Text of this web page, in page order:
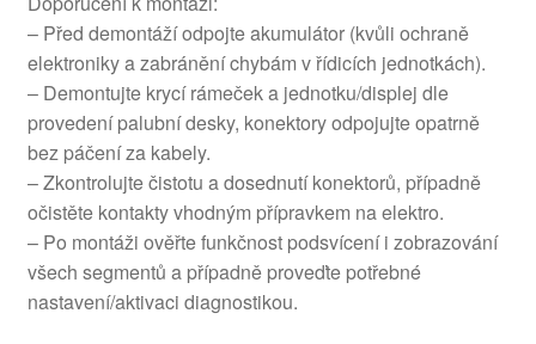
– Před demontáží odpojte akumulátor (kvůli ochraně
elektroniky a zabránění chybám v řídicích jednotkách).
– Demontujte krycí rámeček a jednotku/displej dle
provedení palubní desky, konektory odpojujte opatrně
bez páčení za kabely.
– Zkontrolujte čistotu a dosednutí konektorů, případně
očistěte kontakty vhodným přípravkem na elektro.
– Po montáži ověřte funkčnost podsvícení i zobrazování
všech segmentů a případně proveďte potřebné
nastavení/aktivaci diagnostikou.